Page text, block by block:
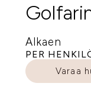
Alkaen
PER
Varaa